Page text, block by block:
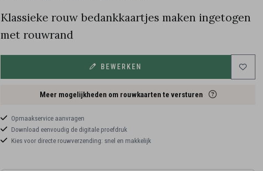
Klassieke rouw bedankkaartjes maken ingetogen
met rouwrand
BEWERKEN
Meer mogelijkheden om rouwkaarten te versturen
Opmaakservice aanvragen
Download eenvoudig de digitale proefdruk
Kies voor directe rouwverzending: snel en makkelijk